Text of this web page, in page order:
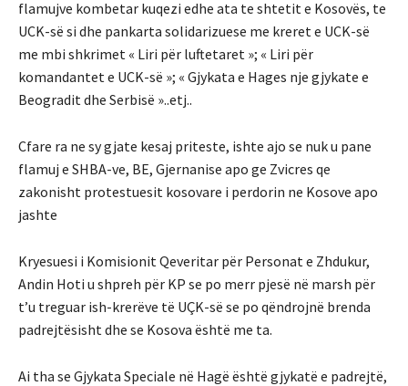
flamujve kombetar kuqezi edhe ata te shtetit e Kosovës, te
UCK-së si dhe pankarta solidarizuese me kreret e UCK-së
me mbi shkrimet « Liri për luftetaret »; « Liri për
komandantet e UCK-së »; « Gjykata e Hages nje gjykate e
Beogradit dhe Serbisë »..etj..
Cfare ra ne sy gjate kesaj priteste, ishte ajo se nuk u pane
flamuj e SHBA-ve, BE, Gjernanise apo ge Zvicres qe
zakonisht protestuesit kosovare i perdorin ne Kosove apo
jashte
Kryesuesi i Komisionit Qeveritar për Personat e Zhdukur,
Andin Hoti u shpreh për KP se po merr pjesë në marsh për
t’u treguar ish-krerëve të UÇK-së se po qëndrojnë brenda
padrejtësisht dhe se Kosova është me ta.
Ai tha se Gjykata Speciale në Hagë është gjykatë e padrejtë,